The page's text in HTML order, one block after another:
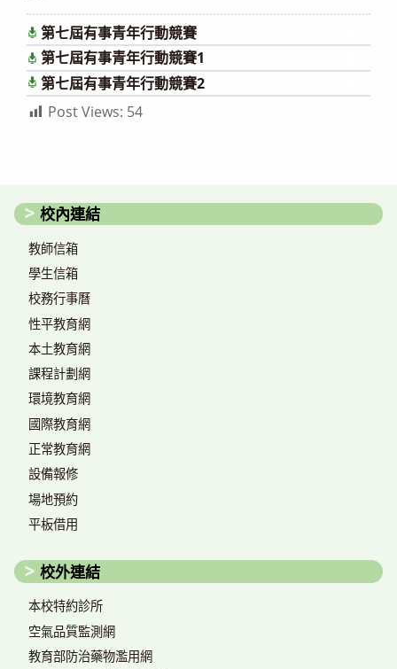
第七屆有事青年行動競賽
第七屆有事青年行動競賽1
第七屆有事青年行動競賽2
Post Views: 54
校內連結
教師信箱
學生信箱
校務行事曆
性平教育網
本土教育網
課程計劃網
環境教育網
國際教育網
正常教育網
設備報修
場地預約
平板借用
校外連結
本校特約診所
空氣品質監測網
教育部防治藥物濫用網